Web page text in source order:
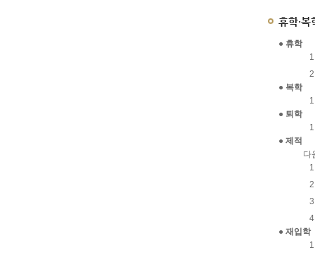
휴학·복
● 휴학
● 복학
● 퇴학
● 제적
다
● 재입학